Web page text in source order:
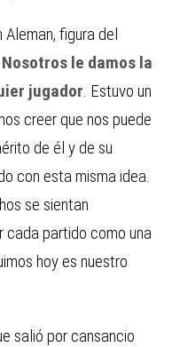
figura del
le damos la
jugador . Estuvo un
creer que nos puede
de él y de su
con esta misma idea.
se sientan
cada partido como una
hoy es nuestro
salió por cansancio